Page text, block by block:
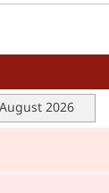
August 2026